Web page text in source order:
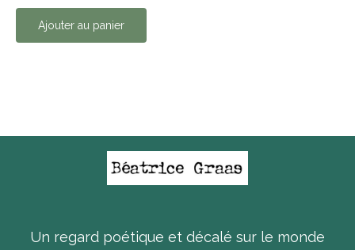
Ajouter au panier
Un regard poétique et décalé sur le monde